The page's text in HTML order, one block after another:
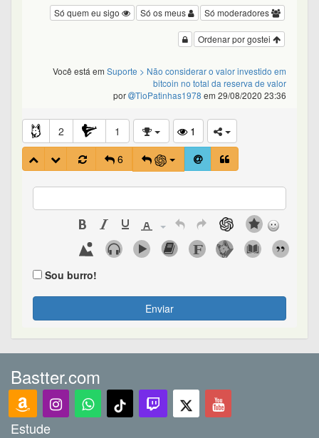
Só moderadores
Só os meus
Só quem eu sigo
Ordenar por gostei
Você está em Suporte > Não considerar o valor investido em
bitcoin no total da reserva de valor
por
TioPatinhas1978 em 29/08/2020 23:36
2 1
1
6
Sou burro!
Enviar
Bastter.com
Estude